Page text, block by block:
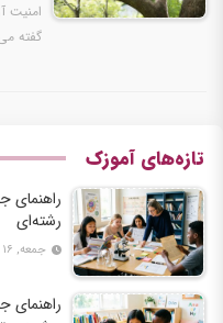
امنیت
گفته
تازه‌های آموزک
راهنمای
رشته‌ای
جمعه, ۱۶ مرداد
راهنمای